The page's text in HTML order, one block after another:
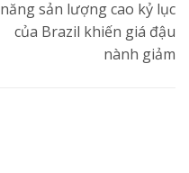
năng sản lượng cao kỷ lục
của Brazil khiến giá đậu
nành giảm